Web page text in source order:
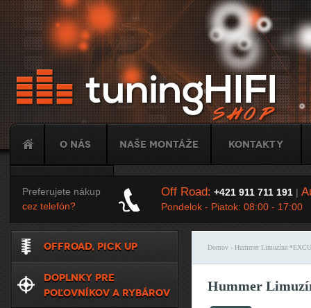
O nás Naše montáže Kontakty
Tuning
Preferujete nákup
cez telefón?
Off Road: +421 911 711 191|
Pondelok - Piatok: 08:00 - 17:00
Domov› Hummer Limuzína
Hummer
OFFROAD, PICK UP
DOPLNKY PRE
POĽOVNÍKOV A RYBÁROV